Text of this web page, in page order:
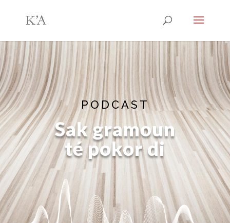
PODCAST
Sak gramoun
té pokor di